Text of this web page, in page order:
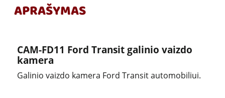
APRAŠYMAS
CAM-FD11 Ford Transit galinio vaizdo
kamera
Galinio vaizdo kamera Ford Transit automobiliui.